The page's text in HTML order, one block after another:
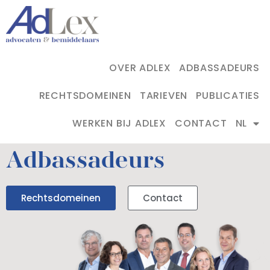
OVER ADLEX
ADBASSADEURS
RECHTSDOMEINEN
TARIEVEN
PUBLICATIES
WERKEN BIJ ADLEX
CONTACT NL
Adbassadeurs
Rechtsdomeinen Contact